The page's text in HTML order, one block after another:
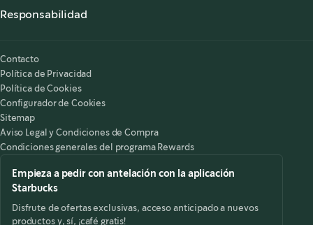
Accesibilidad,opens in a new tab
Responsabilidad
Contacto
Política de Privacidad
Política de Cookies
Configurador de Cookies
Sitemap
Aviso Legal y Condiciones de Compra
Condiciones generales del programa Rewards
Empieza a pedir con antelación con la aplicación
Starbucks
Disfrute de ofertas exclusivas, acceso anticipado a nuevos
productos y, sí, ¡café gratis!